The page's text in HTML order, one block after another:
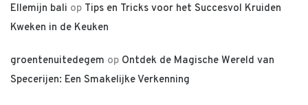
Ellemijn bali op Tips en Tricks voor het Succesvol Kruiden
Kweken in de Keuken
groentenuitedegem op Ontdek de Magische Wereld van
Specerijen: Een Smakelijke Verkenning